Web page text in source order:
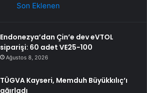
Son Eklenen
Endonezya’dan Çin’e dev eVTOL
siparişi: 60 adet VE25-100
Ağustos 8, 2026
TÜGVA Kayseri, Memduh Büyükkılıç’ı
ağırladı